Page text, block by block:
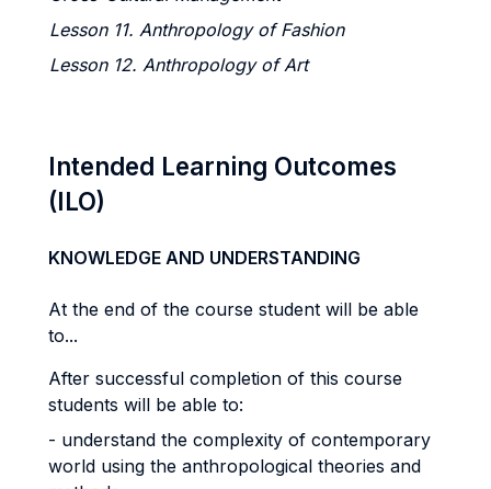
Lesson 11. Anthropology ofFashion
Lesson 12. Anthropology of Art
Intended Learning Outcomes
(ILO)
KNOWLEDGE AND UNDERSTANDING
At the end of the course student will be able
to...
After successful completion of this course
students will be able to:
- understand the complexity of contemporary
world using the anthropological theories and